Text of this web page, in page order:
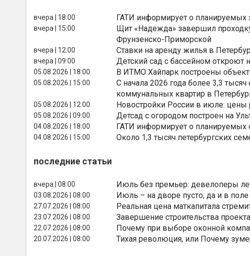
вчера | 18:00 ГАТИ информирует о планируемых
вчера | 15:00
Щит «Надежда» завершил
Фрунзенско-Приморской
вчера | 12:00 Ставки на аренду жилья в
вчера | 09:00 Детский сад с бассейном откроют
05.08.2026 | 18:00 В ИТМО Хайпарк построены
05.08.2026 | 15:00
С начала 2026 года более 3,3
коммунальных квартир в
05.08.2026 | 12:00 Новостройки России в июле:
05.08.2026 | 09:00 Детсад с огородом построен на
04.08.2026 | 18:00 ГАТИ информирует о планируемых
04.08.2026 | 15:00 Около 1,3 тысяч петербургских
последние статьи
вчера | 08:00 Июль без премьер: девелоперы
03.08.2026 | 08:00 Июль – на дворе пусто, да и в поле
27.07.2026 | 08:00 Реальная цена маткапитала
23.07.2026 | 08:00 Завершение строительства
22.07.2026 | 08:00 Почему при выборе оконной
20.07.2026 | 08:00 Тихая революция, или Почему